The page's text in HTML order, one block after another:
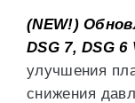
(NEW!)
DSG 7, DSG
улучшения
снижения